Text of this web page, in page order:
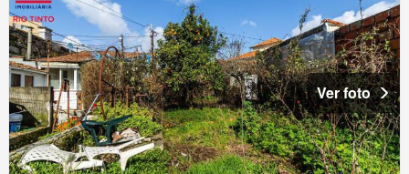
Ver foto